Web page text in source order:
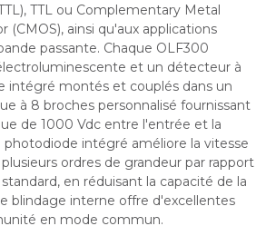
TTL ou Complementary Metal
(CMOS), ainsi qu'aux applications
passante. Chaque OLF300
et un détecteur à
intégré montés et couplés dans un
à 8 broches personnalisé fournissant
de 1000 Vdc entre l'entrée et la
photodiode intégré améliore la vitesse
ordres de grandeur par rapport
en réduisant la capacité de la
blindage interne offre d'excellentes
en mode commun.